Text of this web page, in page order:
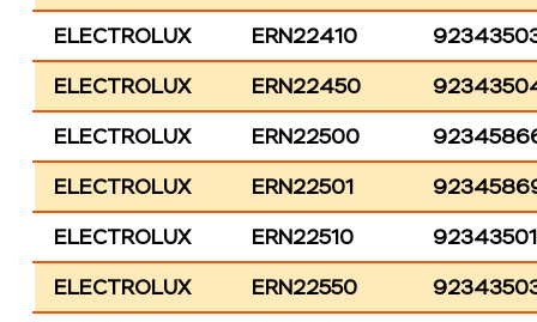
ELECTROLUX
ERN22410
ELECTROLUX
ERN22450
ELECTROLUX
ERN22500
ELECTROLUX
ERN22501
ELECTROLUX
ERN22510
ELECTROLUX
ERN22550